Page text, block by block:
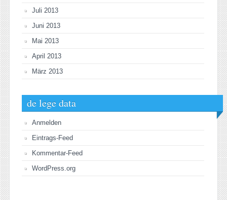
Juli 2013
Juni 2013
Mai 2013
April 2013
März 2013
de lege data
Anmelden
Eintrags-Feed
Kommentar-Feed
WordPress.org